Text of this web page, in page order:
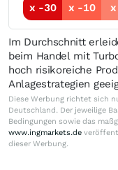
x -30
x -10
Im Durchschnitt
beim Handel mit
hoch risikoreiche
Anlagestrategien
Diese Werbung richtet sich
Deutschland. Der jeweilige
Bedingungen sowie das
www.ingmarkets.de
dieser Werbung.